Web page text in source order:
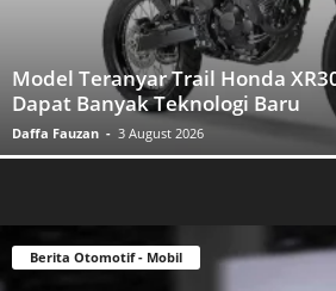
Model Teranyar Trail Honda
Dapat Banyak Teknologi Baru
Daffa Fauzan - 3 August 2026
Berita Otomotif - Mobil